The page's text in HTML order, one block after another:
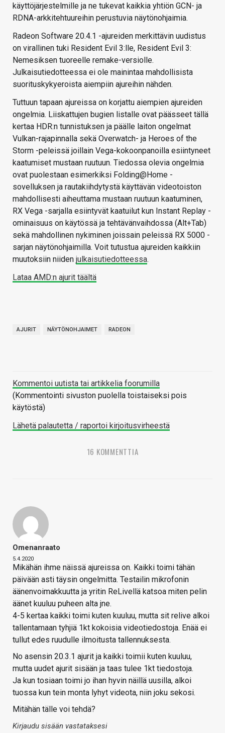
käyttöjärjestelmille ja ne tukevat kaikkia yhtiön GCN- ja
RDNA-arkkitehtuureihin perustuvia näytönohjaimia.
Radeon Software 20.4.1 -ajureiden merkittävin uudistus
on virallinen tuki Resident Evil 3:lle, Resident Evil 3:
Nemesiksen tuoreelle remake-versiolle.
Julkaisutiedotteessa ei ole mainintaa mahdollisista
suorituskykyeroista aiempiin ajureihin nähden.
Tuttuun tapaan ajureissa on korjattu aiempien ajureiden
ongelmia. Liiskattujen bugien listalle ovat päässeet tällä
kertaa HDR:n tunnistuksen ja päälle laiton ongelmat
Vulkan-rajapinnalla sekä Overwatch- ja Heroes of the
Storm -peleissä joillain Vega-kokoonpanoilla esiintyneet
kaatumiset mustaan ruutuun. Tiedossa olevia ongelmia
ovat puolestaan esimerkiksi Folding@Home -
sovelluksen ja rautakiihdytystä käyttävän videotoiston
mahdollisesti aiheuttama mustaan ruutuun kaatuminen,
RX Vega -sarjalla esiintyvät kaatuilut kun Instant Replay -
ominaisuus on käytössä ja tehtävänvaihdossa (Alt+Tab)
sekä mahdollinen nykiminen joissain peleissä RX 5000 -
sarjan näytönohjaimilla. Voit tutustua ajureiden kaikkiin
muutoksiin niiden julkaisutiedotteessa.
Lataa AMD:n ajurit täältä
AJURIT NÄYTÖNOHJAIMET RADEON
Kommentoi uutista tai artikkelia foorumilla
(Kommentointi sivuston puolella toistaiseksi pois
käytöstä)
Lähetä palautetta / raportoi kirjoitusvirheestä
16 KOMMENTTIA
Omenanraato
5.4.2020
Mikähän ihme näissä ajureissa on. Kaikki toimi tähän
päivään asti täysin ongelmitta. Testailin mikrofonin
äänenvoimakkuutta ja yritin ReLivellä katsoa miten pelin
äänet kuuluu puheen alta jne.
4-5 kertaa kaikki toimi kuten kuuluu, mutta sit relive alkoi
tallentamaan tyhjiä 1kt kokoisia videotiedostoja. Enää ei
tullut edes ruudulle ilmoitusta tallennuksesta.
No asensin 20.3.1 ajurit ja kaikki toimii kuten kuuluu,
mutta uudet ajurit sisään ja taas tulee 1kt tiedostoja.
Ja kun tosiaan toimi jo ihan hyvin näillä uusilla, alkoi
tuossa kun tein monta lyhyt videota, niin joku sekosi.
Mitähän tälle voi tehdä?
Kirjaudu sisään vastataksesi